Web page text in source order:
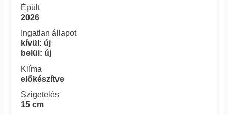
Épült
2026
Ingatlan állapot
kívül: új
belül: új
Klíma
előkészítve
Szigetelés
15 cm